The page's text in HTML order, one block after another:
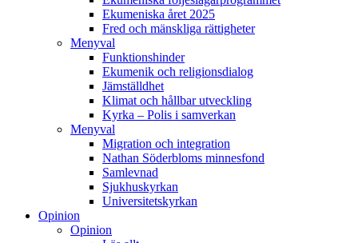
Ekumeniska året 2025
Fred och mänskliga rättigheter
Menyval
Funktionshinder
Ekumenik och religionsdialog
Jämställdhet
Klimat och hållbar utveckling
Kyrka – Polis i samverkan
Menyval
Migration och integration
Nathan Söderbloms minnesfond
Samlevnad
Sjukhuskyrkan
Universitetskyrkan
Opinion
Opinion